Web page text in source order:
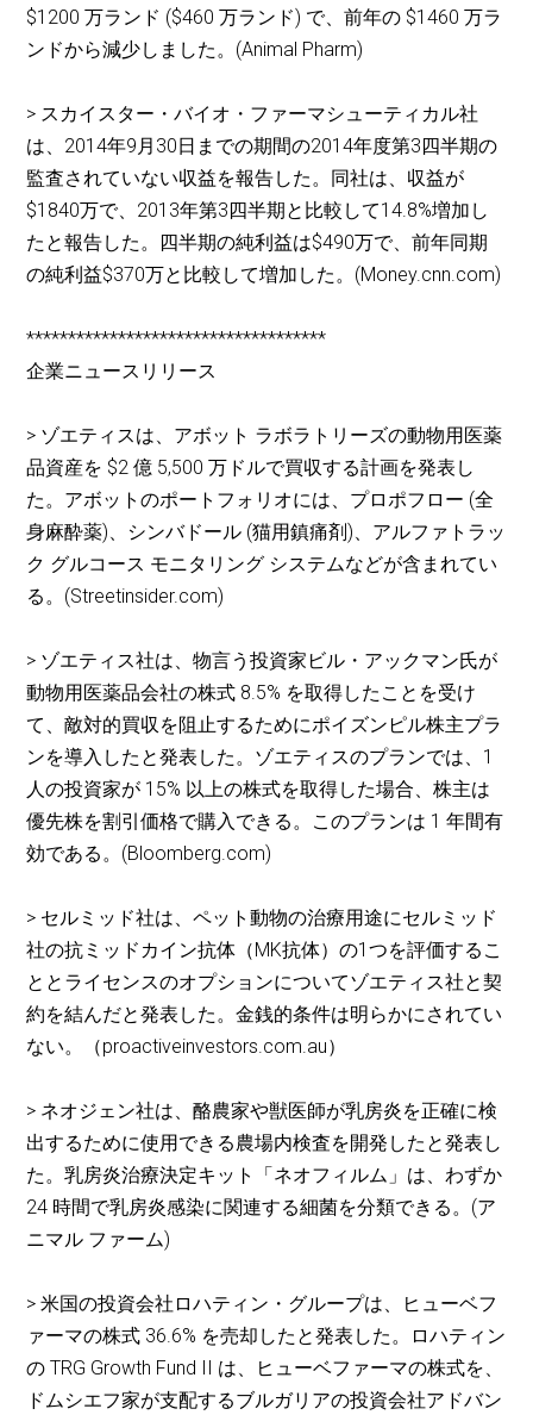
$1200 万ランド ($460 万ランド) で、前年の $1460 万ラ
ンドから減少しました。(Animal Pharm)
> スカイスター・バイオ・ファーマシューティカル社
は、2014年9月30日までの期間の2014年度第3四半期の
監査されていない収益を報告した。同社は、収益が
$1840万で、2013年第3四半期と比較して14.8%増加し
たと報告した。四半期の純利益は$490万で、前年同期
の純利益$370万と比較して増加した。(Money.cnn.com)
************************************
企業ニュースリリース
> ゾエティスは、アボット ラボラトリーズの動物用医薬
品資産を $2 億 5,500 万ドルで買収する計画を発表し
た。アボットのポートフォリオには、プロポフロー (全
身麻酔薬)、シンバドール (猫用鎮痛剤)、アルファトラッ
ク グルコース モニタリング システムなどが含まれてい
る。(Streetinsider.com)
> ゾエティス社は、物言う投資家ビル・アックマン氏が
動物用医薬品会社の株式 8.5% を取得したことを受け
て、敵対的買収を阻止するためにポイズンピル株主プラ
ンを導入したと発表した。ゾエティスのプランでは、1
人の投資家が 15% 以上の株式を取得した場合、株主は
優先株を割引価格で購入できる。このプランは 1 年間有
効である。(Bloomberg.com)
> セルミッド社は、ペット動物の治療用途にセルミッド
社の抗ミッドカイン抗体（MK抗体）の1つを評価するこ
ととライセンスのオプションについてゾエティス社と契
約を結んだと発表した。金銭的条件は明らかにされてい
ない。（proactiveinvestors.com.au）
> ネオジェン社は、酪農家や獣医師が乳房炎を正確に検
出するために使用できる農場内検査を開発したと発表し
た。乳房炎治療決定キット「ネオフィルム」は、わずか
24 時間で乳房炎感染に関連する細菌を分類できる。(ア
ニマル ファーム)
> 米国の投資会社ロハティン・グループは、ヒューベフ
ァーマの株式 36.6% を売却したと発表した。ロハティン
の TRG Growth Fund II は、ヒューベファーマの株式を、
ドムシエフ家が支配するブルガリアの投資会社アドバン